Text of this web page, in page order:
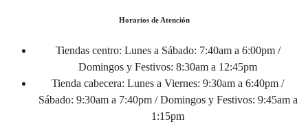
Horarios de Atención
Tiendas centro: Lunes a Sábado: 7:40am a 6:00pm /
Domingos y Festivos: 8:30am a 12:45pm
Tienda cabecera: Lunes a Viernes: 9:30am a 6:40pm /
Sábado: 9:30am a 7:40pm / Domingos y Festivos: 9:45am a
1:15pm